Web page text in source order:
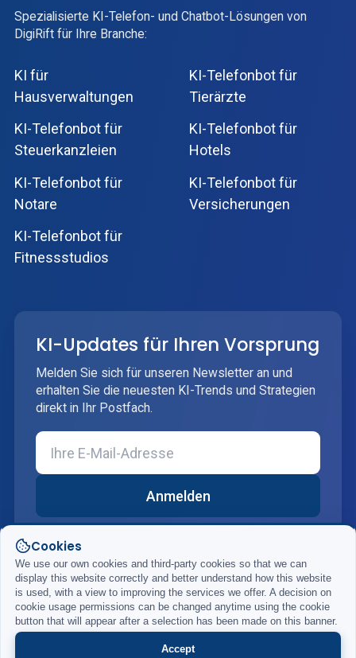
Cookies
We use our own cookies and third-party cookies so that we can
display this website correctly and better understand how this website
is used, with a view to improving the services we offer. A decision on
cookie usage permissions can be changed anytime using the cookie
button that will appear after a selection has been made on this banner.
Accept
Spezialisierte KI-Telefon- und Chatbot-Lösungen von
DigiRift für Ihre Branche:
KI für
Hausverwaltungen
KI-Telefonbot für
Tierärzte
KI-Telefonbot für
Steuerkanzleien
KI-Telefonbot für
Hotels
KI-Telefonbot für
Notare
KI-Telefonbot für
Versicherungen
KI-Telefonbot für
Fitnessstudios
KI-Updates für Ihren Vorsprung
Melden Sie sich für unseren Newsletter an und
erhalten Sie die neuesten KI-Trends und Strategien
direkt in Ihr Postfach.
Anmelden
© 2026 DigiRift. Alle Rechte vorbehalten.